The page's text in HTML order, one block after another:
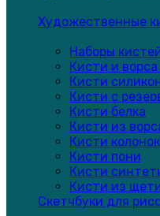
Художественные
Наборы
Кисти и ворса
Кисти
Кисти с
Кисти белка
Кисти из
Кисти
Кисти пони
Кисти
Кисти из
Скетчбуки для